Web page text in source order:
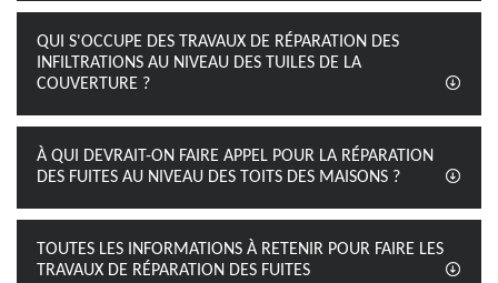
QUI S'OCCUPE DES TRAVAUX DE RÉPARATION DES
INFILTRATIONS AU NIVEAU DES TUILES DE LA
COUVERTURE ?
À QUI DEVRAIT-ON FAIRE APPEL POUR LA RÉPARATION
DES FUITES AU NIVEAU DES TOITS DES MAISONS ?
TOUTES LES INFORMATIONS À RETENIR POUR FAIRE LES
TRAVAUX DE RÉPARATION DES FUITES